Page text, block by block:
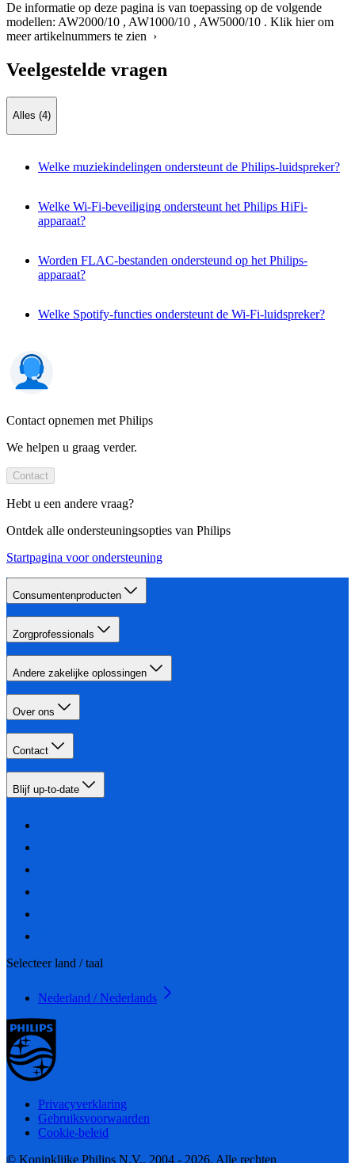
De informatie op deze pagina is van toepassing op de volgende
modellen: AW2000/10 , AW1000/10 , AW5000/10 . Klik hier om
meer artikelnummers te zien ›
Veelgestelde vragen
Alles (4)
Welke muziekindelingen ondersteunt de Philips-luidspreker?
Welke Wi-Fi-beveiliging ondersteunt het Philips HiFi-
apparaat?
Worden FLAC-bestanden ondersteund op het Philips-
apparaat?
Welke Spotify-functies ondersteunt de Wi-Fi-luidspreker?
Contact opnemen met Philips
We helpen u graag verder.
Contact
Hebt u een andere vraag?
Ontdek alle ondersteuningsopties van Philips
Startpagina voor ondersteuning
Consumentenproducten
Zorgprofessionals
Andere zakelijke oplossingen
Over ons
Contact
Blijf up-to-date
Selecteer land / taal
Nederland / Nederlands
Privacyverklaring
Gebruiksvoorwaarden
Cookie-beleid
© Koninklijke Philips N.V., 2004 - 2026. Alle rechten